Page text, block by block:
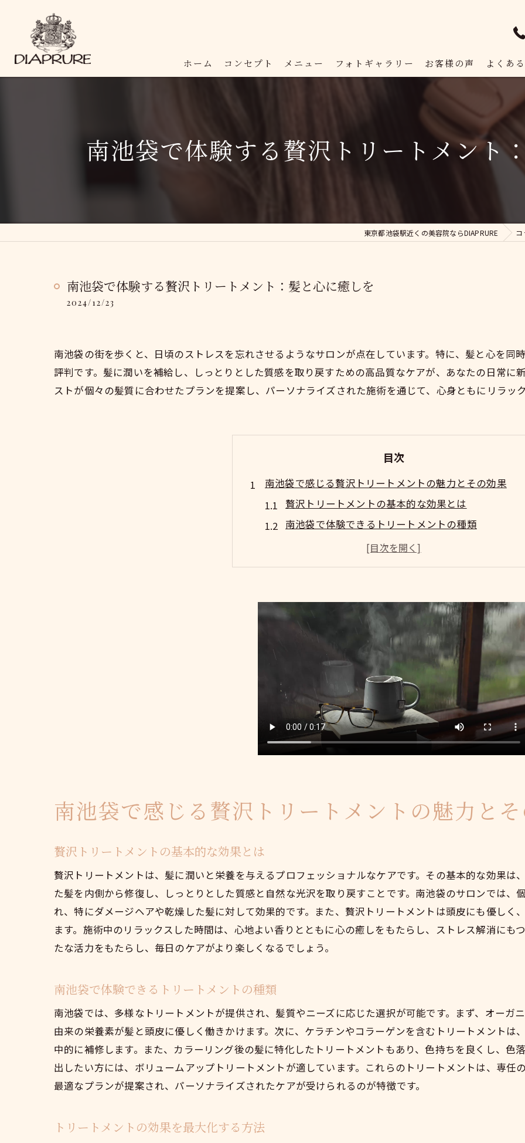
ホーム コンセプト メニュー フォトギャラリー お客様の声 よくあ
南池袋で体験する贅沢トリートメント
東京都池袋駅近くの美容院ならDIAPRURE コ
南池袋で体験する贅沢トリートメント：髪と心に癒しを
2024/12/23
南池袋の街を歩くと、日頃のストレスを忘れさせるようなサロンが点在しています。特に、髪と心を同
評判です。髪に潤いを補給し、しっとりとした質感を取り戻すための高品質なケアが、あなたの日常に
ストが個々の髪質に合わせたプランを提案し、パーソナライズされた施術を通じて、心身ともにリラッ
目次
南池袋で感じる贅沢トリートメントの魅力とその効果
贅沢トリートメントの基本的な効果とは
南池袋で体験できるトリートメントの種類
トリートメントの効果を最大化する方法
髪に与えるトリートメントの栄養成分
南池袋のサロンでトリートメントを選ぶポイント
髪と心を同時に癒す南池袋のトリートメント体験談
実際にトリートメントを受けた方の声
トリートメント後の変化と満足度
南池袋のサロンでの特別な体験
トリートメントがもたらす心の安らぎ
癒しの時間を提供する施術内容とは
体験談から見る理想的なトリートメントの選び方
専門スタイリストによるプロの提案
髪質改善を目指す具体的な施術内容
プロの目から見た髪の健康状態の診断
日常に輝きを与える南池袋のトリートメント事情
日常生活に取り入れるトリートメントの利点
南池袋のトリートメント最新トレンド
南池袋で人気のトリートメントメニュー
日常に輝きを取り戻すためのサロン選び
心身リラックスを追求する南池袋のトリートメント
リラックスを提供する施術の仕組み
南池袋で感じる贅沢トリートメントの魅力と
贅沢トリートメントの基本的な効果とは
贅沢トリートメントは、髪に潤いと栄養を与えるプロフェッショナルなケアです。その基本的な効果は
た髪を内側から修復し、しっとりとした質感と自然な光沢を取り戻すことです。南池袋のサロンでは、
れ、特にダメージヘアや乾燥した髪に対して効果的です。また、贅沢トリートメントは頭皮にも優しく
ます。施術中のリラックスした時間は、心地よい香りとともに心の癒しをもたらし、ストレス解消にも
たな活力をもたらし、毎日のケアがより楽しくなるでしょう。
南池袋で体験できるトリートメントの種類
南池袋では、多様なトリートメントが提供され、髪質やニーズに応じた選択が可能です。まず、オーガ
由来の栄養素が髪と頭皮に優しく働きかけます。次に、ケラチンやコラーゲンを含むトリートメントは
中的に補修します。また、カラーリング後の髪に特化したトリートメントもあり、色持ちを良くし、色
出したい方には、ボリュームアップトリートメントが適しています。これらのトリートメントは、専任
最適なプランが提案され、パーソナライズされたケアが受けられるのが特徴です。
トリートメントの効果を最大化する方法